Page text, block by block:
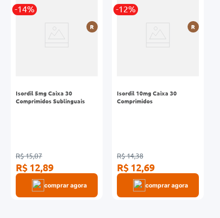
-14%
R
Isordil 5mg Caixa 30
Comprimidos Sublinguais
R$ 15,07
R$ 12,89
comprar agora
-12%
R
Isordil 10mg Caixa 30
Comprimidos
R$ 14,38
R$ 12,69
comprar agora